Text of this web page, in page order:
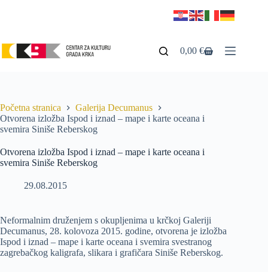
0,00€
Početna stranica
Galerija Decumanus
Otvorena izložba Ispod i iznad – mape i karte oceana i
svemira Siniše Reberskog
Otvorena izložba Ispod i iznad – mape i karte oceana i
svemira Siniše Reberskog
29.08.2015
Neformalnim druženjem s okupljenima u krčkoj Galeriji
Decumanus, 28. kolovoza 2015. godine, otvorena je izložba
Ispod i iznad – mape i karte oceana i svemira svestranog
zagrebačkog kaligrafa, slikara i grafičara Siniše Reberskog.